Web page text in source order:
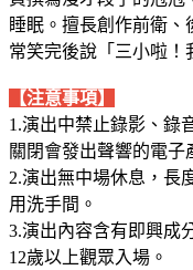
睡眠。擅長創作前衛
常笑完後說「三小啦！
【注意事項】
1.演出中禁止錄影、錄
關閉會發出聲響的電子
2.演出無中場休息，長
用洗手間。
3.演出內容含有即興成
12歲以上觀眾入場。